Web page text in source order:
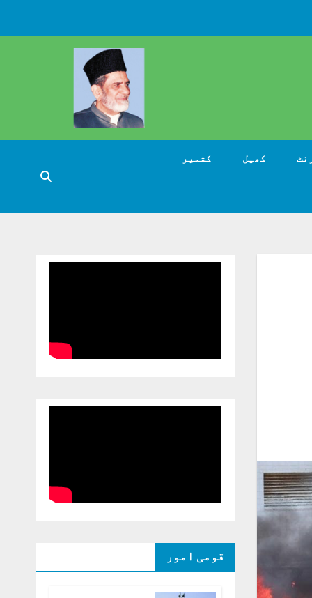
کھیل کشمیر
قومی امور